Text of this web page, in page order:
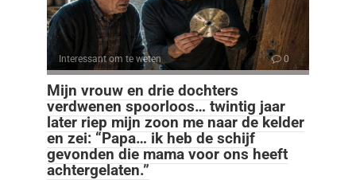
Interessant om te weten 0
Mijn vrouw en drie dochters
verdwenen spoorloos… twintig jaar
later riep mijn zoon me naar de kelder
en zei: “Papa… ik heb de schijf
gevonden die mama voor ons heeft
achtergelaten.”